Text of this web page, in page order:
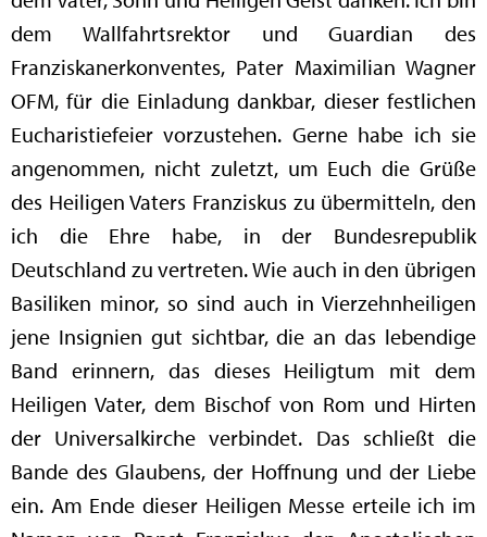
dem Wallfahrtsrektor und Guardian des
Franziskanerkonventes, Pater Maximilian Wagner
OFM, für die Einladung dankbar, dieser festlichen
Eucharistiefeier vorzustehen. Gerne habe ich sie
angenommen, nicht zuletzt, um Euch die Grüße
des Heiligen Vaters Franziskus zu übermitteln, den
ich die Ehre habe, in der Bundesrepublik
Deutschland zu vertreten. Wie auch in den übrigen
Basiliken minor, so sind auch in Vierzehnheiligen
jene Insignien gut sichtbar, die an das lebendige
Band erinnern, das dieses Heiligtum mit dem
Heiligen Vater, dem Bischof von Rom und Hirten
der Universalkirche verbindet. Das schließt die
Bande des Glaubens, der Hoffnung und der Liebe
ein. Am Ende dieser Heiligen Messe erteile ich im